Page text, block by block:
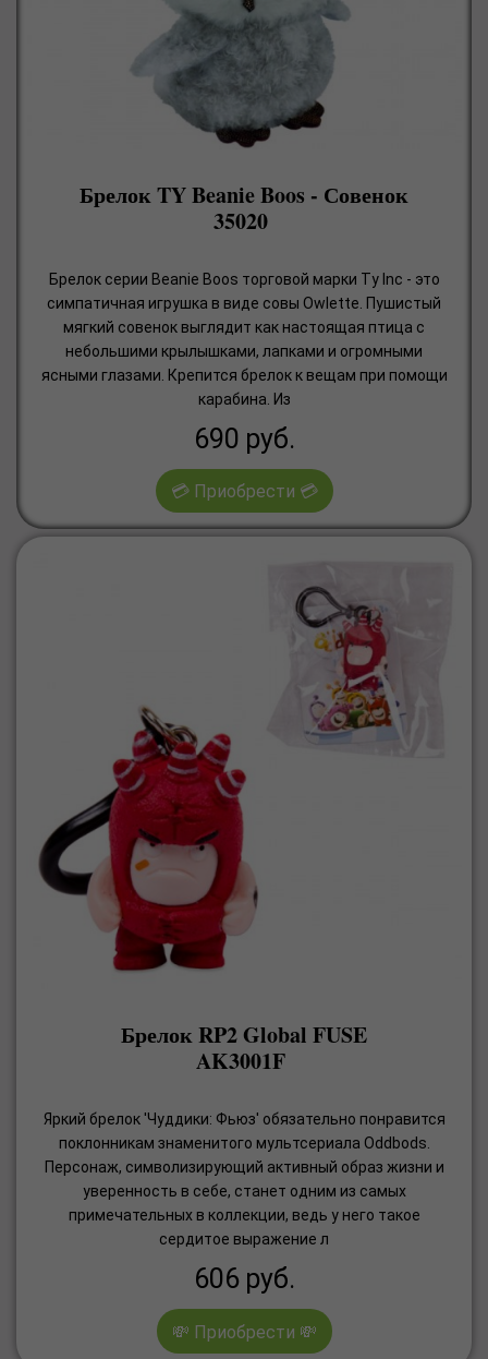
Брелок TY Beanie Boos - Совенок
35020
Брелок серии Beanie Boos торговой марки Ty Inc - это
симпатичная игрушка в виде совы Owlette. Пушистый
мягкий совенок выглядит как настоящая птица с
небольшими крылышками, лапками и огромными
ясными глазами. Крепится брелок к вещам при помощи
карабина. Из
690 руб.
💳 Приобрести 💳
Брелок RP2 Global FUSE
AK3001F
Яркий брелок 'Чуддики: Фьюз' обязательно понравится
поклонникам знаменитого мультсериала Oddbods.
Персонаж, символизирующий активный образ жизни и
уверенность в себе, станет одним из самых
примечательных в коллекции, ведь у него такое
сердитое выражение л
606 руб.
💸 Приобрести 💸